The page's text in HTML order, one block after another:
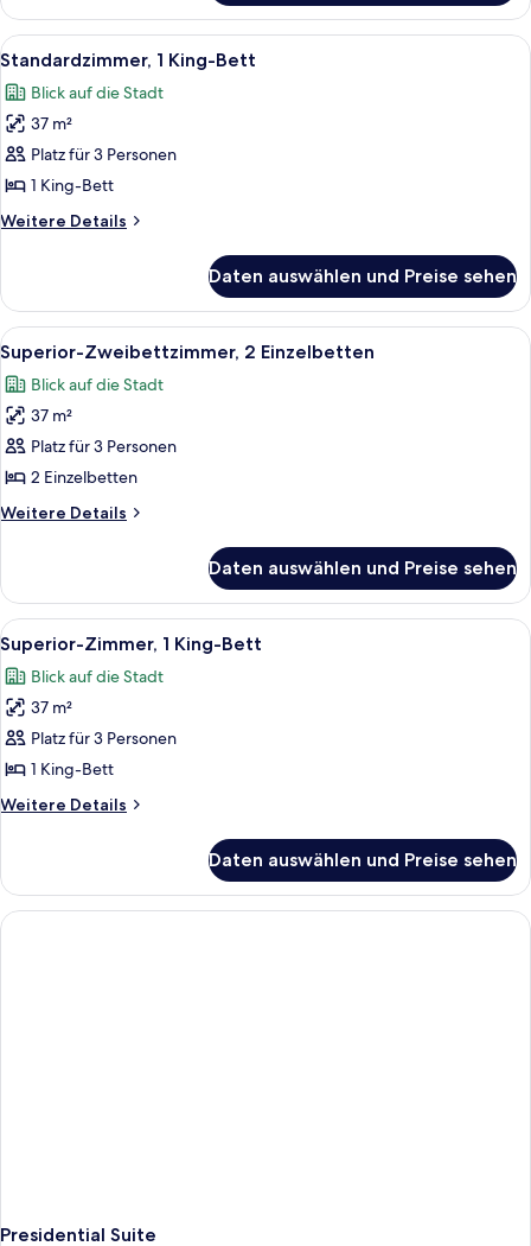
1
Schlafzimmer
Alle
Fotos
für
Standardzimmer,
1 King-
Bett
anzeigen
Ein Hotelzimmer mit Bett, Nachttisch,
5
Standardzimmer, 1 King-Bett
Blick auf die Stadt
37 m²
Platz für 3 Personen
1 King-Bett
Weitere Details
Weitere
1 King-
Bett
Daten auswählen und Preise sehen
Alle
Fotos
für
Superior-
Zweibettzimmer,
2 Einzelbetten
anzeigen
Ein Hotelzimmer mit Bett,
6
Superior-Zweibettzimmer, 2 Einzelbetten
Blick auf die Stadt
37 m²
Platz für 3 Personen
2 Einzelbetten
Weitere Details
Weitere
Zweibettzimmer,
2 Einzelbetten
Daten auswählen und Preise sehen
Alle
Fotos
für
Superior-
Zimmer,
1 King-
Bett
anzeigen
Ein Hotelzimmer mit Bett,
8
Superior-Zimmer, 1 King-Bett
Blick auf die Stadt
37 m²
Platz für 3 Personen
1 King-Bett
Weitere Details
Weitere
Zimmer,
1 King-
Bett
Daten auswählen und Preise sehen
Presidential Suite